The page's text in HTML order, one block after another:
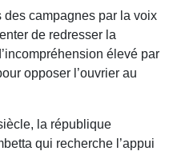
des campagnes par la voix
de redresser la
élevé par
opposer l’ouvrier au
la république
qui recherche l’appui